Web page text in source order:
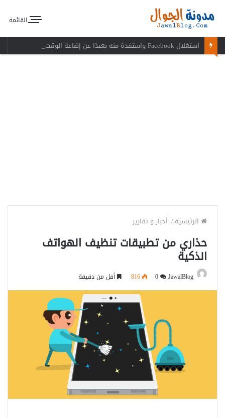
القائمة
استغلال Facebook واستفدة منه بعيدًا عن إضاعة الوقت
الرئيسية/ أخبار و تقارير
حذاري من تطبيقات تنظيف الهواتف
الذكية
JawalBlog
816 أقل من دقيقة